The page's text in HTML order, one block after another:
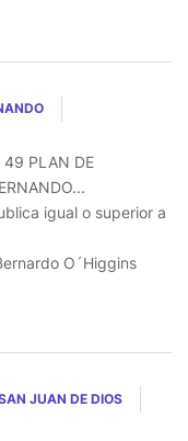
49 PLAN DE
igual o superior a
O´Higgins
JUAN DE DIOS